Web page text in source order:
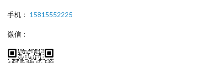
手机： 15815552225
微信：